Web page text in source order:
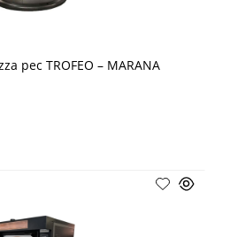
pec TROFEO – MARANA